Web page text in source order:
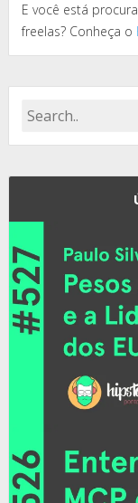
E você está
freelas? Conheça o